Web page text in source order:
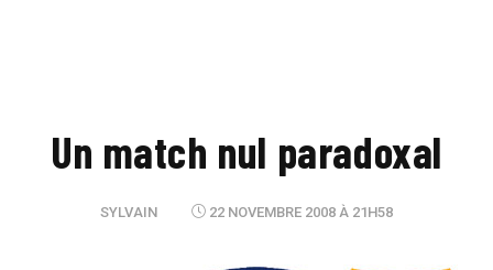
Un match nul paradoxal
SYLVAIN 22 NOVEMBRE 2008 À 21H58